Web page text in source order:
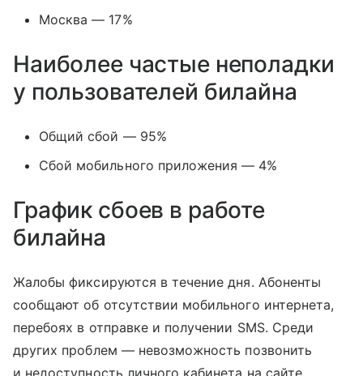
Москва — 17%
Наиболее частые неполадки
у пользователей билайна
Общий сбой — 95%
Сбой мобильного приложения — 4%
График сбоев в работе
билайна
Жалобы фиксируются в течение дня. Абоненты
сообщают об отсутствии мобильного интернета,
перебоях в отправке и получении SMS. Среди
других проблем — невозможность позвонить